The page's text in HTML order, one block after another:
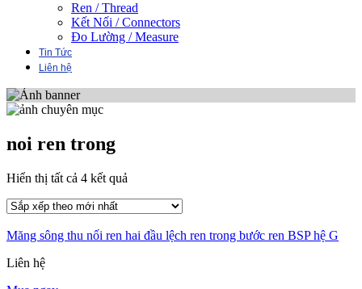
Ren / Thread
Kết Nối / Connectors
Đo Lường / Measure
Tin Tức
Liên hệ
noi ren trong
Hiển thị tất cả 4 kết quả
mới
Măng sông thu nối ren hai đầu lệch ren trong bước ren BSP hệ G
Liên hệ